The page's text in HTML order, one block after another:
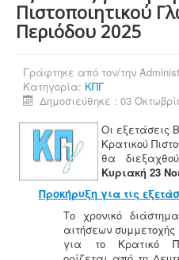
Πιστοποιητικού
Περιόδου 2025
Γράφτηκε από τον/την
Κατηγορία: ΚΠΓ
Δημοσιεύθηκε : 03
Oι εξετάσεις
Κρατικού
θα
Κυριακή 23
Προκήρυξη για τις
Το χρονικό
αιτήσεων
για το Κρατικό